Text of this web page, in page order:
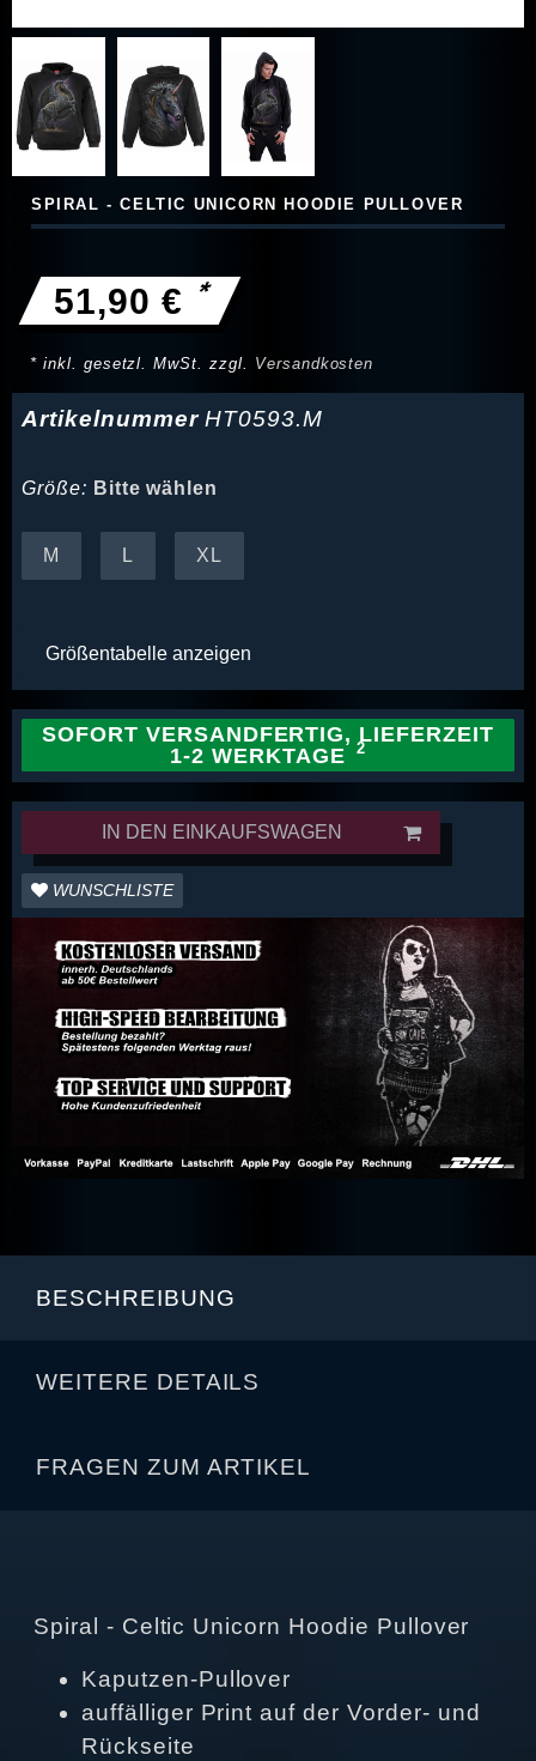
SPIRAL - CELTIC UNICORN HOODIE PULLOVER
51,90 € *
* inkl. gesetzl. MwSt. zzgl. Versandkosten
ArtikelnummerHT0593.M
Größe: Bitte wählen
M L XL
Größentabelle anzeigen
SOFORT VERSANDFERTIG, LIEFERZEIT
1-2 WERKTAGE
IN DEN EINKAUFSWAGEN
WUNSCHLISTE
BESCHREIBUNG
WEITERE DETAILS
FRAGEN ZUM ARTIKEL
Spiral - Celtic Unicorn Hoodie Pullover
Kaputzen-Pullover
auffälliger Print auf der Vorder- und
Rückseite